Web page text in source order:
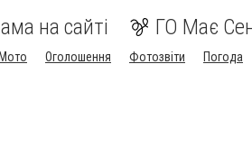
на сайті ГО Має
Оголошення Фотозвіти
Погода